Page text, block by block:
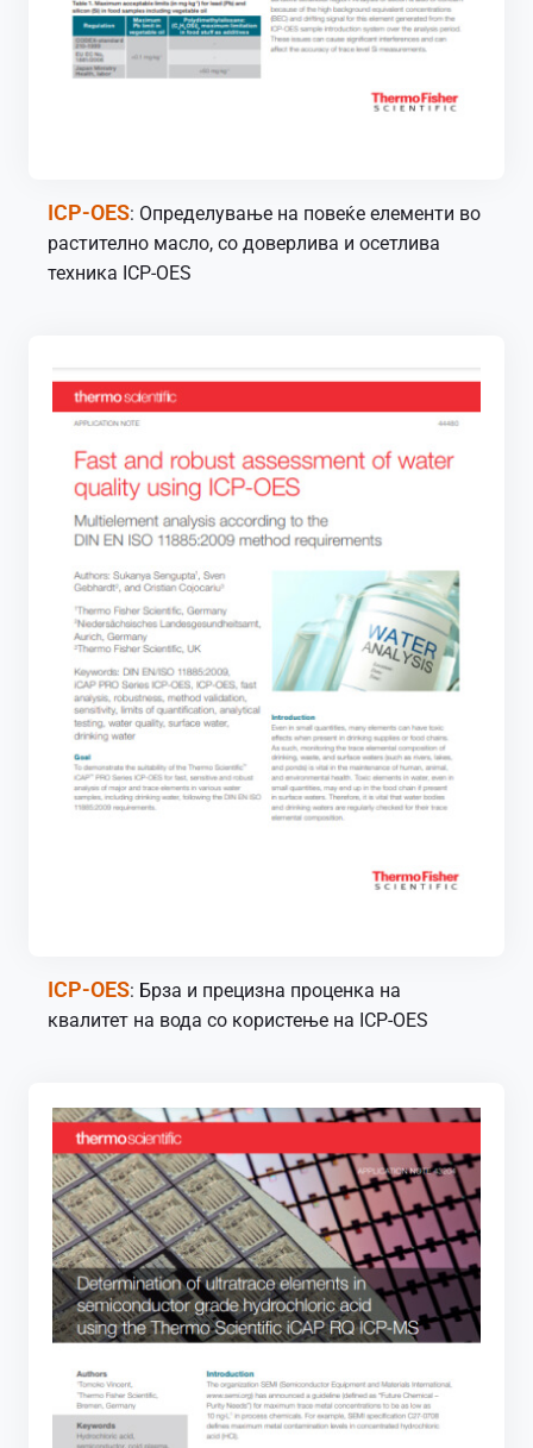
ICP-OES: Определување на повеќе елементи во
растително масло, со доверлива и осетлива
техника ICP-OES
ICP-OES: Брза и прецизна проценка на
квалитет на вода со користење на ICP-OES